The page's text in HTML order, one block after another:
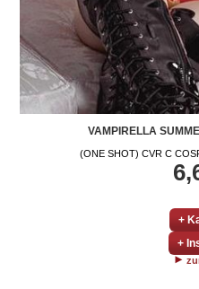
VAMPIRELLA
(ONE SHOT) CVR C
+
+